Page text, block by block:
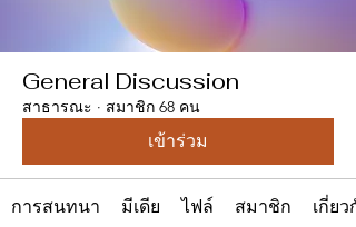
General Discussion
สาธารณะ · สมาชิก 68 คน
เข้าร่วม
การสนทนา มีเดีย ไฟล์ สมาชิก เกี่ยว